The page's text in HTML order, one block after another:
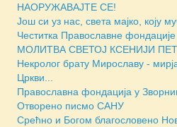
НАОРУЖАВАЈТЕ СЕ!
Још си уз нас, света мајко, коју
Честитка Православне фондације
МОЛИТВА СВЕТОЈ КСЕНИЈИ
Некролог брату Мирославу -
Цркви...
Православна фондација у
Отворено писмо САНУ
Срећно и Богом благословено